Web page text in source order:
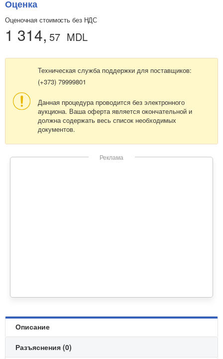
Оценка
Оценочная стоимость без НДС
1 314, 57 MDL
Техническая служба поддержки для поставщиков:
(+373) 79999801
Данная процедура проводится без электронного
аукциона. Ваша оферта является окончательной и
должна содержать весь список необходимых
документов.
Реклама
Описание
Разъяснения (0)